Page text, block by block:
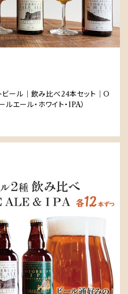
ビール｜飲み比べ24本セット｜O
ール・ホワイト・IPA）